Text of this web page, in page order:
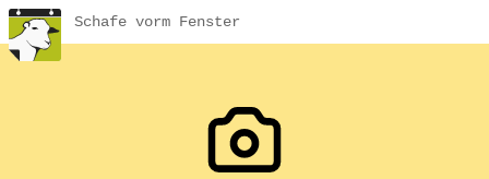
Schafe vorm Fenster